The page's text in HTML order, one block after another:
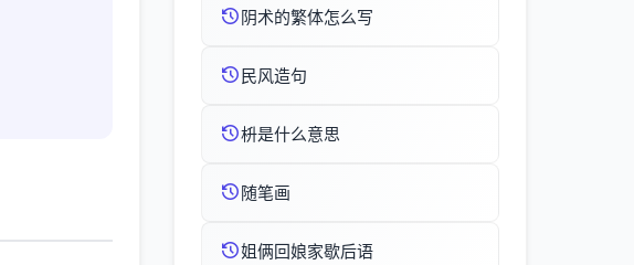
阴术的繁体怎么写
民风造句
枡是什么意思
随笔画
姐俩回娘家歇后语